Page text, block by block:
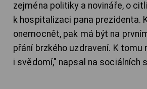
zejména politiky a novináře, o
k hospitalizaci pana prezidenta.
onemocnět, pak má být na
přání brzkého uzdravení. K tomu
i svědomí," napsal na sociálních